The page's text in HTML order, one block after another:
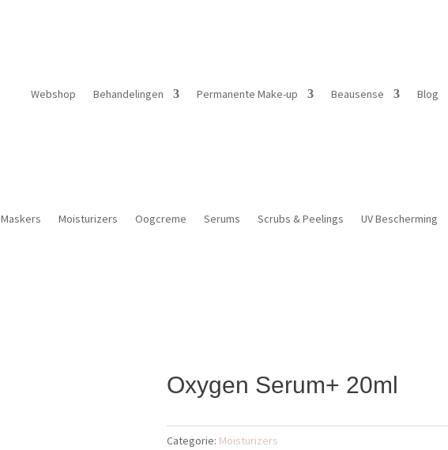
Webshop Behandelingen Permanente Make-up Beausense Blog
Maskers Moisturizers Oogcreme Serums Scrubs & Peelings UV Bescherming
Oxygen Serum+ 20ml
Categorie: Moisturizers